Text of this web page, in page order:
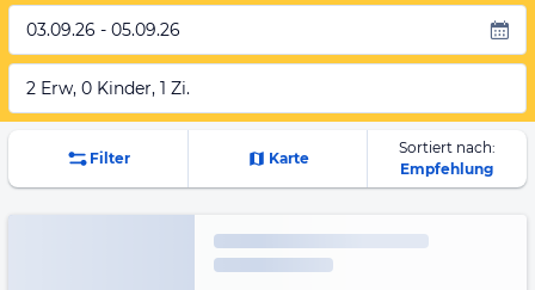
03.09.26 - 05.09.26
2 Erw, 0 Kinder, 1 Zi.
Filter Karte
Sortiert nach:
Empfehlung